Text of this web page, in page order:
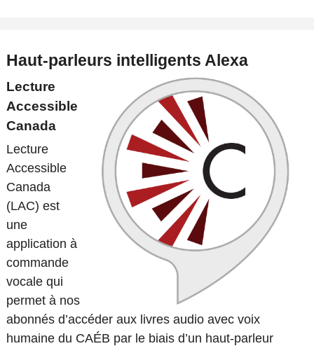
Haut-parleurs intelligents Alexa
Lecture
Accessible
Canada
Lecture
Accessible
Canada
(LAC) est
une
application à
commande
vocale qui
permet à nos
abonnés d’accéder aux livres audio avec voix
humaine du CAÉB par le biais d’un haut-parleur